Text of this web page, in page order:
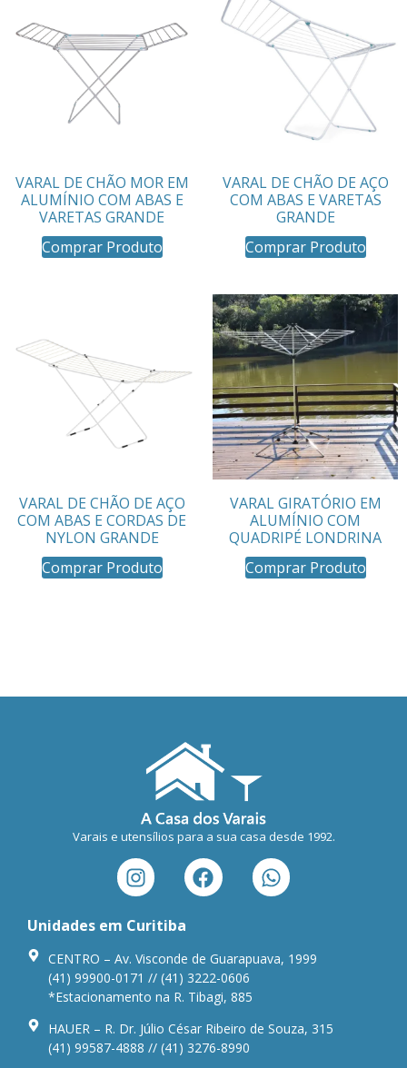
VARAL DE CHÃO MOR EM
ALUMÍNIO COM ABAS E
VARETAS GRANDE
Comprar Produto
VARAL DE CHÃO DE AÇO
COM ABAS E VARETAS
GRANDE
Comprar Produto
VARAL DE CHÃO DE AÇO
COM ABAS E CORDAS DE
NYLON GRANDE
Comprar Produto
VARAL GIRATÓRIO EM
ALUMÍNIO COM
QUADRIPÉ LONDRINA
Comprar Produto
Varais e utensílios para a sua casa desde 1992.
Unidades em Curitiba
CENTRO – Av. Visconde de Guarapuava, 1999
(41) 99900-0171 // (41) 3222-0606
*Estacionamento na R. Tibagi, 885
HAUER – R. Dr. Júlio César Ribeiro de Souza, 315
(41) 99587-4888 // (41) 3276-8990